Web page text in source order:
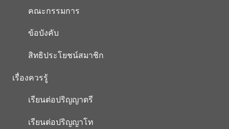
คณะกรรมการ
ข้อบังคับ
สิทธิประโยชน์สมาชิก
เรื่องควรรู้
เรียนต่อปริญญาตรี
เรียนต่อปริญญาโท